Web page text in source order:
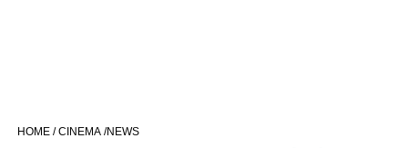
HOME /CINEMA /NEWS